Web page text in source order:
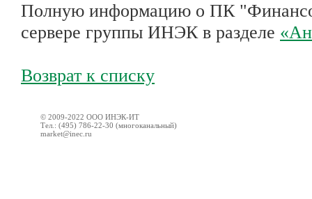
Полную информацию о ПК
сервере группы ИНЭК в разделе
Возврат к списку
© 2009-2022 ООО ИНЭК-ИТ
Тел.: (495) 786-22-30 (многоканальный)
market@inec.ru